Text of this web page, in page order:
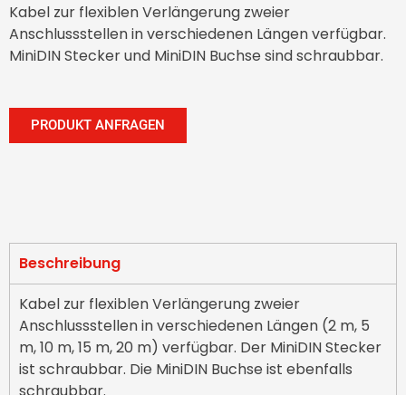
Kabel zur flexiblen Verlängerung zweier
Anschlussstellen in verschiedenen Längen verfügbar.
MiniDIN Stecker und MiniDIN Buchse sind schraubbar.
PRODUKT ANFRAGEN
Beschreibung
Kabel zur flexiblen Verlängerung zweier
Anschlussstellen in verschiedenen Längen (2 m, 5
m, 10 m, 15 m, 20 m) verfügbar. Der MiniDIN Stecker
ist schraubbar. Die MiniDIN Buchse ist ebenfalls